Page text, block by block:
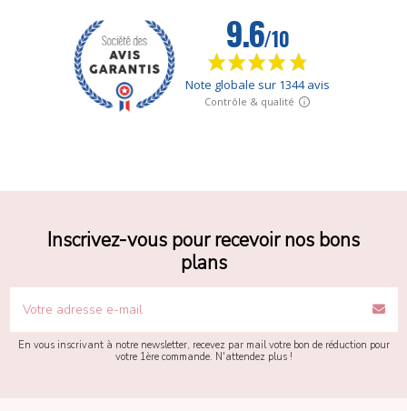
Inscrivez-vous pour recevoir nos bons
plans
En vous inscrivant à notre newsletter, recevez par mail votre bon de réduction pour
votre 1ère commande. N'attendez plus !